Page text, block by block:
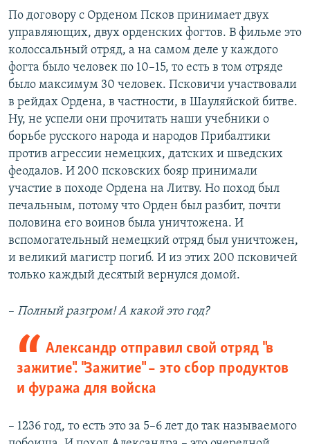
По договору с Орденом Псков принимает двух
управляющих, двух орденских фогтов. В фильме это
колоссальный отряд, а на самом деле у каждого
фогта было человек по 10–15, то есть в том отряде
было максимум 30 человек. Псковичи участвовали
в рейдах Ордена, в частности, в Шауляйской битве.
Ну, не успели они прочитать наши учебники о
борьбе русского народа и народов Прибалтики
против агрессии немецких, датских и шведских
феодалов. И 200 псковских бояр принимали
участие в походе Ордена на Литву. Но поход был
печальным, потому что Орден был разбит, почти
половина его воинов была уничтожена. И
вспомогательный немецкий отряд был уничтожен,
и великий магистр погиб. И из этих 200 псковичей
только каждый десятый вернулся домой.
– Полный разгром! А какой это год?
Александр отправил свой отряд "в
зажитие". "Зажитие" – это сбор продуктов
и фуража для войска
– 1236 год, то есть это за 5–6 лет до так называемого